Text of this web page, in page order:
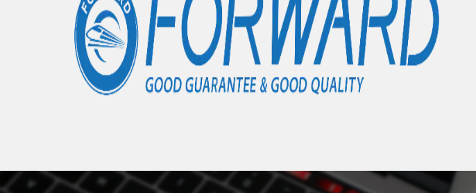
Articles iPad Mini 2- 0 éléments